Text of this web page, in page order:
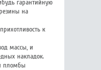
гарантийную
на
к
массы, и
накладок.
пломбы